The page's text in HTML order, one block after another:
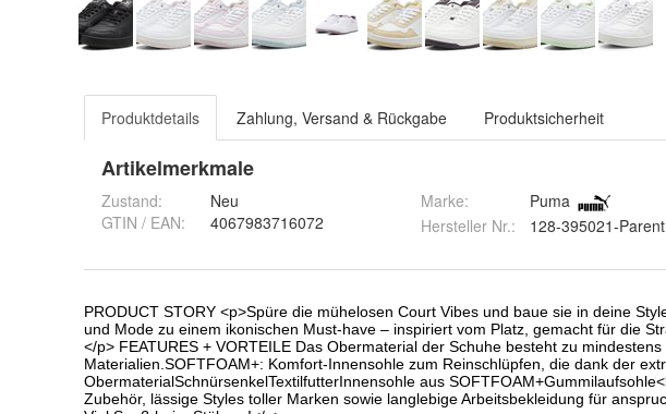
Produktdetails Zahlung, Versand & Rückgabe Produktsicherheit
Artikelmerkmale
Zustand:
Neu
GTIN / EAN:
4067983716072
Marke:
Puma
Hersteller Nr.:
128-395021-Parent